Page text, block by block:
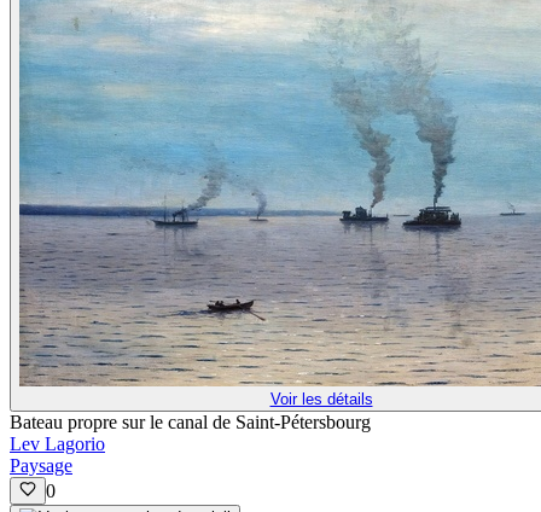
Voir les détails
Bateau propre sur le canal de Saint-Pétersbourg
Lev Lagorio
Paysage
0